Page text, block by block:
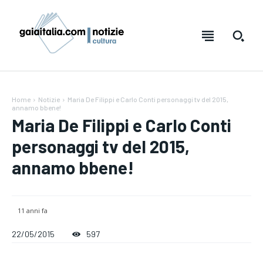
Home Notizie
Maria De Filippi e Carlo Conti personaggi tv del 2015,
annamo bbene!
Maria De Filippi e Carlo Conti
personaggi tv del 2015,
annamo bbene!
11 anni fa
22/05/2015 597